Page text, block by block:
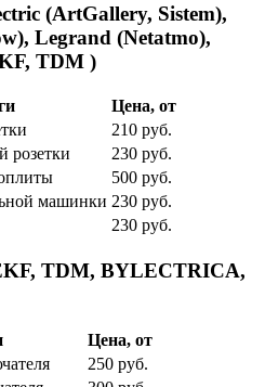
(ArtGallery, Sistem),
Legrand (Netatmo),
TDM )
Цена, от
210 руб.
розетки
230 руб.
500 руб.
машинки 230 руб.
230 руб.
TDM, BYLECTRICA,
Цена, от
250 руб.